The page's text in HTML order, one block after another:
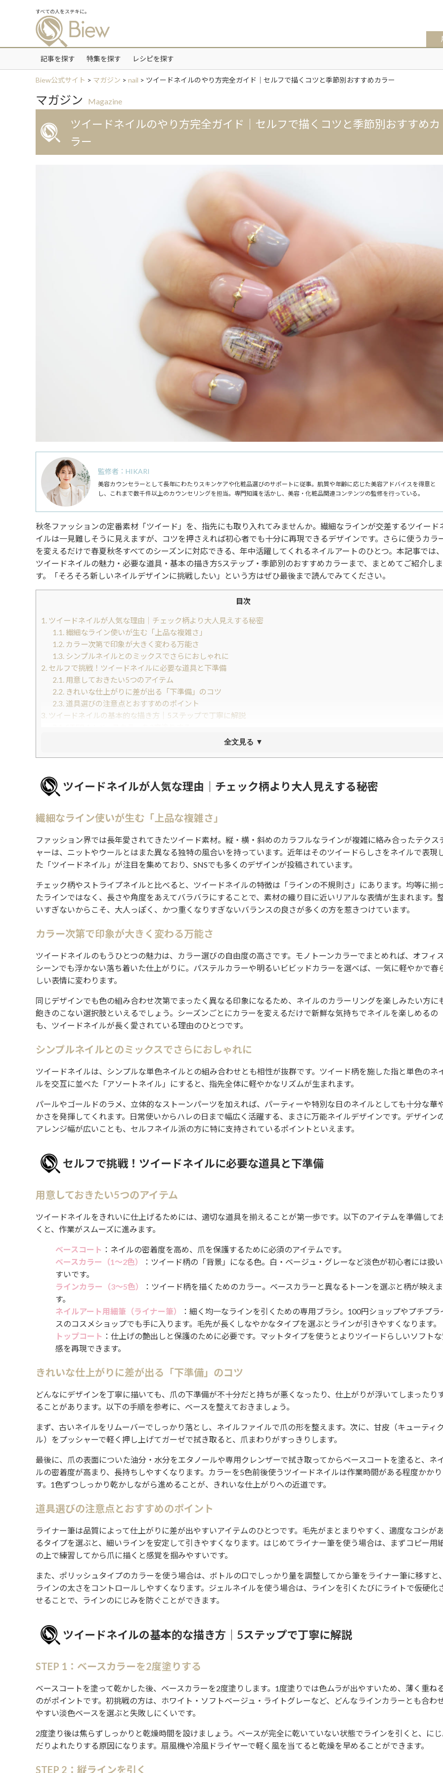
すべての人をステキに。
記事を探す 特集を探す レシピを探す
Biew公式サイト > マガジン > nail > ツイードネイルのやり方完全ガイド｜セルフで描くコツと季節別おすすめカラー
マガジン Magazine
ツイードネイルのやり方完全ガイド｜セルフで描くコツと季節別おすすめカ
ラー
監修者：HIKARI
美容カウンセラーとして長年にわたりスキンケアや化粧品選びのサポートに従事。肌質や年齢に応じた美容アドバイスを得意と
し、これまで数千件以上のカウンセリングを担当。専門知識を活かし、美容・化粧品関連コンテンツの監修を行っている。
秋冬ファッションの定番素材「ツイード」を、指先にも取り入れてみませんか。繊細なラインが交差するツイード
イルは一見難しそうに見えますが、コツを押さえれば初心者でも十分に再現できるデザインです。さらに使うカラ
を変えるだけで春夏秋冬すべてのシーズンに対応できる、年中活躍してくれるネイルアートのひとつ。本記事では、
ツイードネイルの魅力・必要な道具・基本の描き方5ステップ・季節別のおすすめカラーまで、まとめてご紹介しま
す。「そろそろ新しいネイルデザインに挑戦したい」という方はぜひ最後まで読んでみてください。
目次
1. ツイードネイルが人気な理由｜チェック柄より大人見えする秘密
1.1.繊細なライン使いが生む「上品な複雑さ」
1.2.カラー次第で印象が大きく変わる万能さ
1.3.シンプルネイルとのミックスでさらにおしゃれに
2. セルフで挑戦！ツイードネイルに必要な道具と下準備
2.1.用意しておきたい5つのアイテム
2.2.きれいな仕上がりに差が出る「下準備」のコツ
2.3. 道具選びの注意点とおすすめのポイント
3. ツイードネイルの基本的な描き方｜5ステップで丁寧に解説
4.春夏のツイードネイルおすすめカラー｜パステル・ビビッドで軽やかに
4.1.
4.3.春夏カラー選びのコツ
秋冬のツイードネイルおすすめカラー｜シックな色で大人の指先を演出
5.1.
秋はアースカラーで深みのある仕上がりに
5.2.
冬はベーシックカラーで温かみを表現
5.3.秋冬ネイルを長持ちさせるひと工夫
6.まとめ
7.もっと美容情報をチェック
全文見る ▼
ツイードネイルが人気な理由｜チェック柄より大人見えする秘密
繊細なライン使いが生む「上品な複雑さ」
ファッション界では長年愛されてきたツイード素材。縦・横・斜めのカラフルなラインが複雑に絡み合ったテクス
ャーは、ニットやウールとはまた異なる独特の風合いを持っています。近年はそのツイードらしさをネイルで表現
た「ツイードネイル」が注目を集めており、SNSでも多くのデザインが投稿されています。
チェック柄やストライプネイルと比べると、ツイードネイルの特徴は「ラインの不規則さ」にあります。均等に揃
たラインではなく、長さや角度をあえてバラバラにすることで、素材の織り目に近いリアルな表情が生まれます。
いすぎないからこそ、大人っぽく、かつ重くなりすぎないバランスの良さが多くの方を惹きつけています。
カラー次第で印象が大きく変わる万能さ
ツイードネイルのもうひとつの魅力は、カラー選びの自由度の高さです。モノトーンカラーでまとめれば、オフィス
シーンでも浮かない落ち着いた仕上がりに。パステルカラーや明るいビビッドカラーを選べば、一気に軽やかで春
しい表情に変わります。
同じデザインでも色の組み合わせ次第でまったく異なる印象になるため、ネイルのカラーリングを楽しみたい方に
飽きのこない選択肢といえるでしょう。シーズンごとにカラーを変えるだけで新鮮な気持ちでネイルを楽しめるの
も、ツイードネイルが長く愛されている理由のひとつです。
シンプルネイルとのミックスでさらにおしゃれに
ツイードネイルは、シンプルな単色ネイルとの組み合わせとも相性が抜群です。ツイード柄を施した指と単色のネ
ルを交互に並べた「アソートネイル」にすると、指先全体に軽やかなリズムが生まれます。
パールやゴールドのラメ、立体的なストーンパーツを加えれば、パーティーや特別な日のネイルとしても十分な華
かさを発揮してくれます。日常使いからハレの日まで幅広く活躍する、まさに万能ネイルデザインです。デザイン
アレンジ幅が広いことも、セルフネイル派の方に特に支持されているポイントといえます。
セルフで挑戦！ツイードネイルに必要な道具と下準備
用意しておきたい5つのアイテム
ツイードネイルをきれいに仕上げるためには、適切な道具を揃えることが第一歩です。以下のアイテムを準備して
くと、作業がスムーズに進みます。
ベースコート ：ネイルの密着度を高め、爪を保護するために必須のアイテムです。
ベースカラー（1〜2色）
：ツイード柄の「背景」になる色。白・ベージュ・グレーなど淡色が初心者には扱
すいです。
ラインカラー（3〜5色）
：ツイード柄を描くためのカラー。ベースカラーと異なるトーンを選ぶと柄が映えま
す。
ネイルアート用細筆（ライナー筆）
：細く均一なラインを引くための専用ブラシ。100円ショップやプチプラ
スのコスメショップでも手に入ります。毛先が長くしなやかなタイプを選ぶとラインが引きやすくなります。
トップコート ：仕上げの艶出しと保護のために必要です。マットタイプを使うとよりツイードらしいソフト
感を再現できます。
きれいな仕上がりに差が出る「下準備」のコツ
どんなにデザインを丁寧に描いても、爪の下準備が不十分だと持ちが悪くなったり、仕上がりが浮いてしまったり
ることがあります。以下の手順を参考に、ベースを整えておきましょう。
まず、古いネイルをリムーバーでしっかり落とし、ネイルファイルで爪の形を整えます。次に、甘皮（キューティク
ル）をプッシャーで軽く押し上げてガーゼで拭き取ると、爪まわりがすっきりします。
最後に、爪の表面についた油分・水分をエタノールや専用クレンザーで拭き取ってからベースコートを塗ると、ネ
ルの密着度が高まり、長持ちしやすくなります。カラーを5色前後使うツイードネイルは作業時間がある程度かかり
す。1色ずつしっかり乾かしながら進めることが、きれいな仕上がりへの近道です。
道具選びの注意点とおすすめのポイント
ライナー筆は品質によって仕上がりに差が出やすいアイテムのひとつです。毛先がまとまりやすく、適度なコシがあ
るタイプを選ぶと、細いラインを安定して引きやすくなります。はじめてライナー筆を使う場合は、まずコピー用
の上で練習してから爪に描くと感覚を掴みやすいです。
また、ポリッシュタイプのカラーを使う場合は、ボトルの口でしっかり量を調整してから筆をライナー筆に移すと、
ラインの太さをコントロールしやすくなります。ジェルネイルを使う場合は、ラインを引くたびにライトで仮硬化
せることで、ラインのにじみを防ぐことができます。
ツイードネイルの基本的な描き方｜5ステップで丁寧に解説
STEP 1：ベースカラーを2度塗りする
ベースコートを塗って乾かした後、ベースカラーを2度塗りします。1度塗りでは色ムラが出やすいため、薄く重ね
のがポイントです。初挑戦の方は、ホワイト・ソフトベージュ・ライトグレーなど、どんなラインカラーとも合わ
やすい淡色ベースを選ぶと失敗しにくいです。
2度塗り後は焦らずしっかりと乾燥時間を設けましょう。ベースが完全に乾いていない状態でラインを引くと、に
だりよれたりする原因になります。扇風機や冷風ドライヤーで軽く風を当てると乾燥を早めることができます。
STEP 2：縦ラインを引く